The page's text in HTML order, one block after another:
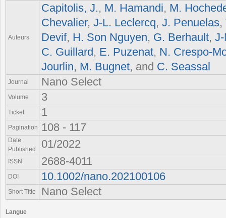
Auteurs
Capitolis, J., M. Hamandi, M.
Chevalier, J‐L. Leclercq, J. Penuelas,
Devif, H. Son Nguyen, G. Berhault,
C. Guillard , E. Puzenat, N.
Jourlin, M. Bugnet, and C. Seassal
Journal Nano Select
Volume 3
Ticket 1
Pagination 108 - 117
Date
Published
01/2022
ISSN 2688-4011
DOI 10.1002/nano.202100106
Short Title Nano Select
Langue